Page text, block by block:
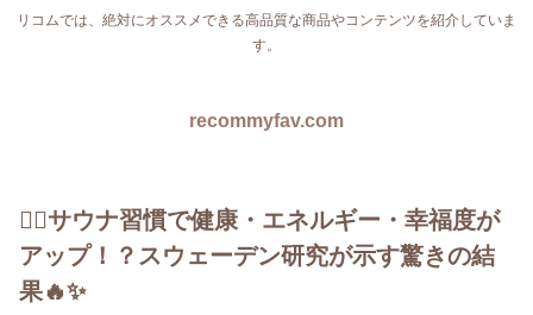
リコムでは、絶対にオススメできる高品質な商品やコンテンツを紹介していま
す。
recommyfav.com
🧖‍♂️サウナ習慣で健康・エネルギー・幸福度が
アップ！？スウェーデン研究が示す驚きの結
果🔥✨